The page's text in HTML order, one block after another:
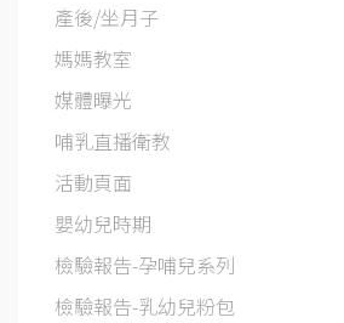
產後/坐月子
媽媽教室
媒體曝光
哺乳直播衛教
活動頁面
嬰幼兒時期
檢驗報告-孕哺兒系列
檢驗報告-乳幼兒粉包